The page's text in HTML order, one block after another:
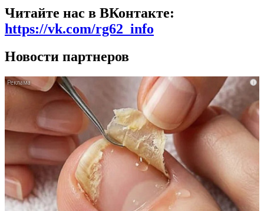
Читайте нас в ВКонтакте:
https://vk.com/rg62_info
Новости партнеров
i